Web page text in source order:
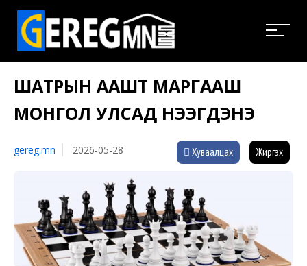
ШАТРЫН ААШТ МАРГААШ
МОНГОЛ УЛСАД НЭЭГДЭНЭ
gereg.mn 2026-05-28 Хуваалцах Жиргэх